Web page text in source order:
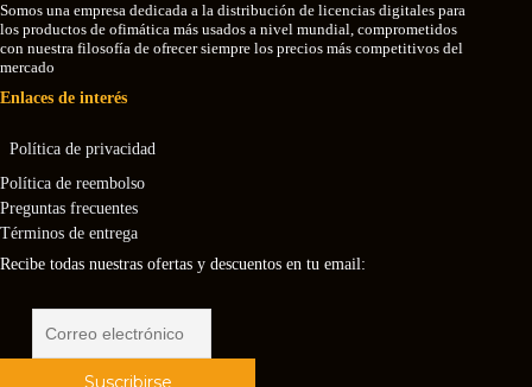
Somos una empresa dedicada a la distribución de licencias digitales para
los productos de ofimática más usados a nivel mundial, comprometidos
con nuestra filosofía de ofrecer siempre los precios más competitivos del
mercado
Enlaces de interés
Política de privacidad
Política de reembolso
Preguntas frecuentes
Términos de entrega
Recibe todas nuestras ofertas y descuentos en tu email: